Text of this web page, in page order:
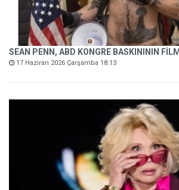
SEAN PENN, ABD KONGRE BASKINININ
17 Haziran 2026 Çarşamba 18:13